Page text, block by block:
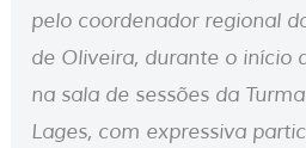
pelo coordenador regional
de Oliveira, durante o início
na sala de sessões da
Lages, com expressiva